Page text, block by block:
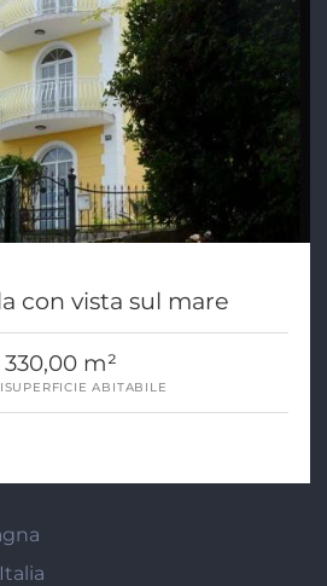
con vista sul mare
330,00 m²
SUPERFICIE ABITABILE